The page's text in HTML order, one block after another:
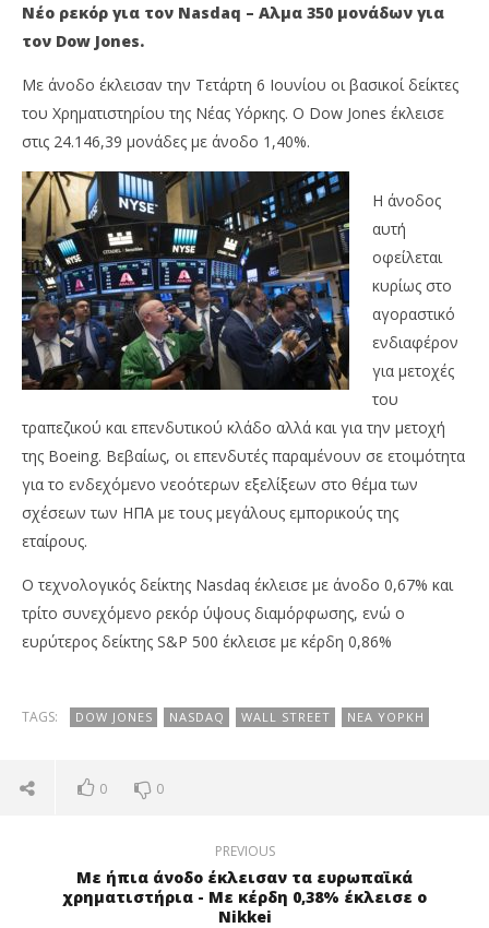
NOW VIEWING
Με άνοδο έκλεισαν οι δείκτες στη Wall Street
07/06/2018
Metoxes
Online
Νέο ρεκόρ για τον Nasdaq – Αλμα 350 μονάδων για
τον Dow Jones.
Με άνοδο έκλεισαν την Τετάρτη 6 Ιουνίου οι βασικοί δείκτες
του Χρηματιστηρίου της Νέας Υόρκης. Ο Dow Jones έκλεισε
στις 24.146,39 μονάδες με άνοδο 1,40%.
Η άνοδος
αυτή
οφείλεται
κυρίως στο
αγοραστικό
ενδιαφέρον
για μετοχές
του
τραπεζικού και επενδυτικού κλάδο αλλά και για την μετοχή
της Boeing. Βεβαίως, οι επενδυτές παραμένουν σε ετοιμότητα
για το ενδεχόμενο νεοότερων εξελίξεων στο θέμα των
σχέσεων των ΗΠΑ με τους μεγάλους εμπορικούς της
εταίρους.
Ο τεχνολογικός δείκτης Nasdaq έκλεισε με άνοδο 0,67% και
τρίτο συνεχόμενο ρεκόρ ύψους διαμόρφωσης, ενώ ο
ευρύτερος δείκτης S&P 500 έκλεισε με κέρδη 0,86%
TAGS: DOW JONES NASDAQ WALL STREET ΝΈΑ ΥΌΡΚΗ
0 0
PREVIOUS
Με ήπια άνοδο έκλεισαν τα ευρωπαϊκά
χρηματιστήρια - Με κέρδη 0,38% έκλεισε ο
Nikkei